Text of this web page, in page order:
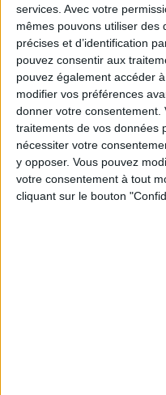
services. Avec votre
mêmes pouvons utiliser des
précises et d’identification
pouvez consentir aux
pouvez également accéder
modifier vos préférences
donner votre consentement.
traitements de vos données
nécessiter votre
y opposer. Vous pouvez
votre consentement à tout
cliquant sur le bouton
Peut-on remplacer
Consultation